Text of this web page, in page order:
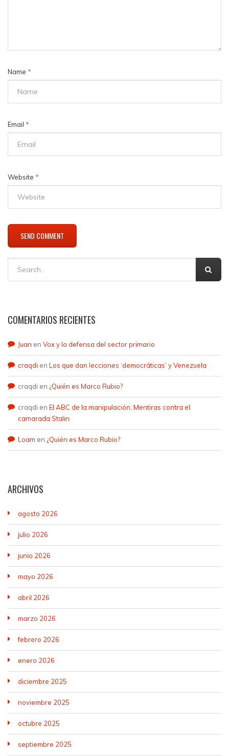
Name *
Email *
Website *
COMENTARIOS RECIENTES
Juan en Vox y la defensa del sector primario
craqdi en Los que dan lecciones ‘democráticas’ y Venezuela
craqdi en ¿Quién es Marco Rubio?
craqdi en El ABC de la manipulación. Mentiras contra el
camarada Stalin
Loam en ¿Quién es Marco Rubio?
ARCHIVOS
agosto 2026
julio 2026
junio 2026
mayo 2026
abril 2026
marzo 2026
febrero 2026
enero 2026
diciembre 2025
noviembre 2025
octubre 2025
septiembre 2025